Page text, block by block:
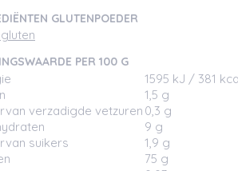
GLUTENPOEDER
PER 100 G
1595 kJ / 381
1,5 g
verzadigde vetzuren 0,3 g
9 g
suikers
1,9 g
75 g